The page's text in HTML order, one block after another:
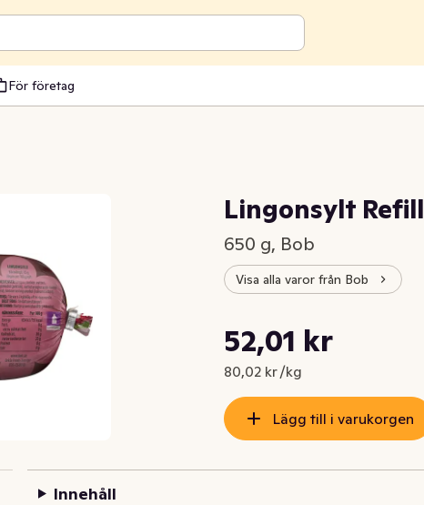
För företag
Lingonsylt Refill
650 g, Bob
Visa alla varor från Bob
Nuvarande pris är: 52,01 kr
52,01 kr
80,02 kr /kg
Styckpris: 80,02 kr /kg
Lägg till i varukorgen
Innehåll